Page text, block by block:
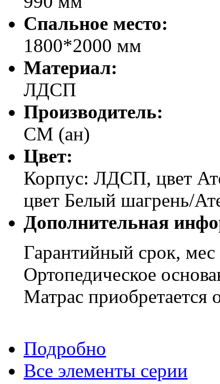
Спальное место:
1800*2000 мм
Материал:
ЛДСП
Производитель:
СМ (ан)
Цвет:
Корпус: ЛДСП, цвет
цвет Белый шагрень/
Дополнительная
Гарантийный срок, мес
Ортопедическое
Матрас приобретается
Подробно
Все элементы серии